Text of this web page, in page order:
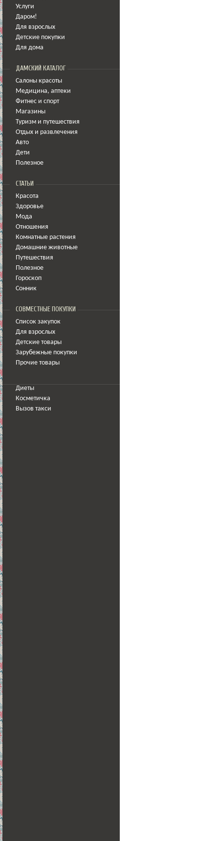
Услуги
Даром!
Для взрослых
Детские покупки
Для дома
ДАМСКИЙ КАТАЛОГ
Салоны красоты
Медицина, аптеки
Фитнес и спорт
Магазины
Туризм и путешествия
Отдых и развлечения
Авто
Дети
Полезное
СТАТЬИ
Красота
Здоровье
Мода
Отношения
Комнатные растения
Домашние животные
Путешествия
Полезное
Гороскоп
Сонник
СОВМЕСТНЫЕ ПОКУПКИ
Список закупок
Для взрослых
Детские товары
Зарубежные покупки
Прочие товары
Диеты
Косметичка
Вызов такси